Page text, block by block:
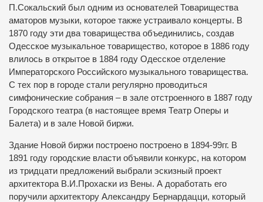
П.Сокальский был одним из основателей Товарищества
аматоров музыки, которое также устраивало концерты. В
1870 году эти два товарищества объединились, создав
Одесское музыкальное товарищество, которое в 1886 году
влилось в открытое в 1884 году Одесское отделение
Императорского Российского музыкального товарищества.
С тех пор в городе стали регулярно проводиться
симфонические собрания – в зале отстроенного в 1887 году
Городского театра (в настоящее время Театр Оперы и
Балета) и в зале Новой биржи.
Здание Новой биржи построено построено в 1894-99гг. В
1891 году городские власти объявили конкурс, на котором
из тридцати предложений выбрали эскизный проект
архитектора В.И.Прохаски из Вены. А доработать его
поручили архитектору Александру Бернардацци, который